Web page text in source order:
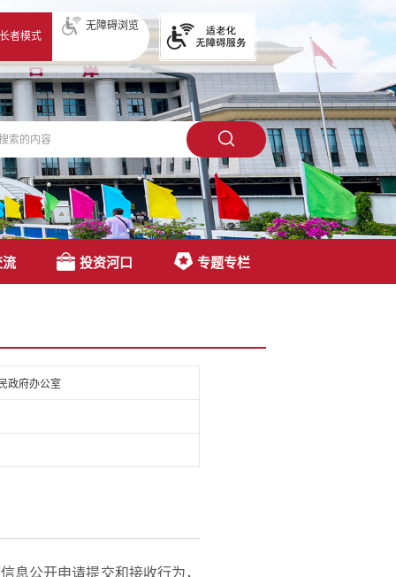
长者模式
无障碍浏览
投资河口 专题专栏
政府办公室
公开申请提交和接收行为，